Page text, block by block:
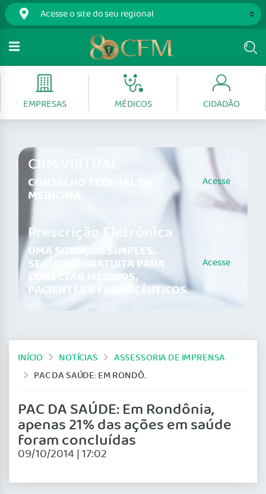
EMPRESAS MÉDICOS CIDADÃO
CRM VIRTUAL
CONSELHO FEDERAL DE
MEDICINA
Acesse
Prescrição Eletrônica
UMA SOLUÇÃO SIMPLES,
SEGURA E GRATUITA PARA
CONECTAR MÉDICOS,
PACIENTES E FARMACÊUTICOS.
Acesse
INÍCIO NOTÍCIAS
ASSESSORIA DE IMPRENSA
PAC DA SAÚDE: EM RONDÔNIA, APENAS 21% DAS AÇÕES EM SAÚDE FORAM CONCLUÍDAS
PAC DA SAÚDE: Em Rondônia,
apenas 21% das ações em saúde
foram concluídas
09/10/2014 | 17:02